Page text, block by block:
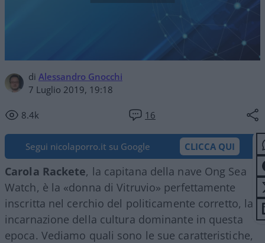
di Alessandro Gnocchi
7 Luglio 2019, 19:18
8.4k 16
Segui nicolaporro.it su Google CLICCA QUI
Carola Rackete, la capitana della nave Ong Sea
Watch, è la «donna di Vitruvio» perfettamente
inscritta nel cerchio del politicamente corretto, la
incarnazione della cultura dominante in questa
epoca. Vediamo quali sono le sue caratteristiche,